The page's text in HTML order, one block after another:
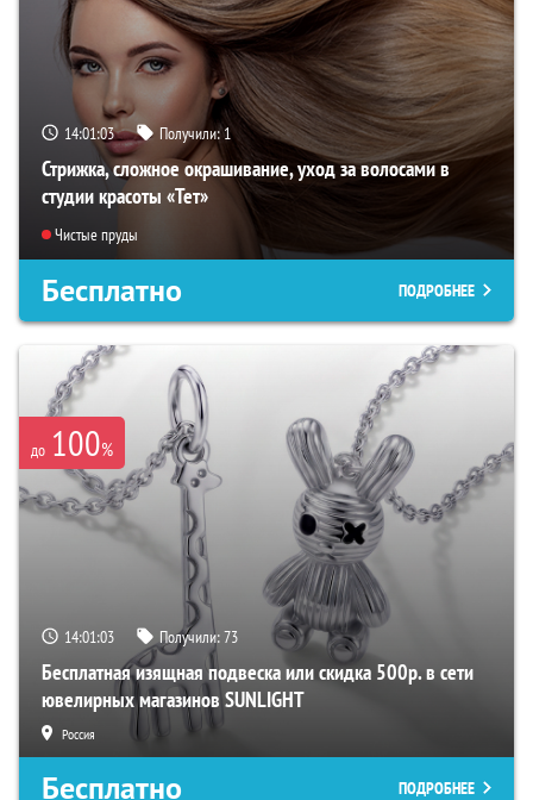
14:01:01 Получили:1
Стрижка, сложное окрашивание, уход за волосами в
студии красоты «Тет»
Чистые пруды
Бесплатно ПОДРОБНЕЕ
до 100%
14:01:01 Получили:73
Бесплатная изящная подвеска или скидка 500р. в сети
ювелирных магазинов SUNLIGHT
Россия
Бесплатно ПОДРОБНЕЕ